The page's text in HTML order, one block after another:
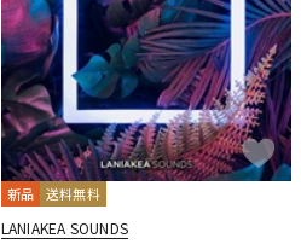
新品 送料無料
LANIAKEA SOUNDS